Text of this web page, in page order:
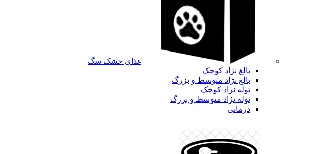
غذای خشک سگ
بالغ نژاد کوچک
بالغ نژاد متوسط و بزرگ
توله نژاد کوچک
توله نژاد متوسط و بزرگ
درمانی